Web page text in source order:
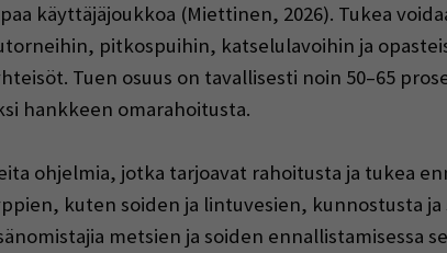
käyttäjäjoukkoa (Miettinen, 2026). Tukea
pitkospuihin, katselulavoihin ja
Tuen osuus on tavallisesti noin 50–65
hankkeen omarahoitusta.
ohjelmia, jotka tarjoavat rahoitusta ja tukea
kuten soiden ja lintuvesien, kunnostusta ja
metsien ja soiden ennallistamisessa